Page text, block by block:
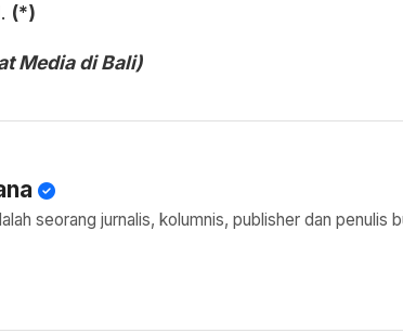
(*)
Media di Bali)
seorang jurnalis, kolumnis, publisher dan penulis